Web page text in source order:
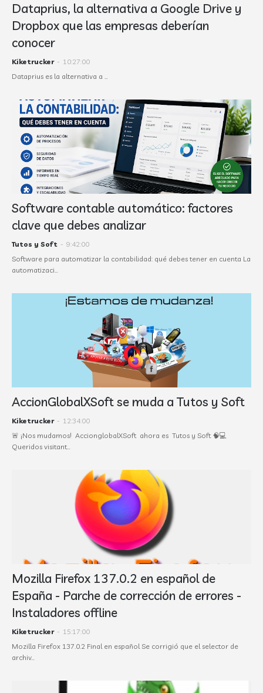
Dataprius, la alternativa a Google Drive y
Dropbox que las empresas deberían
conocer
Kiketrucker - 10:27:00
Dataprius es la alternativa a …
Software contable automático: factores
clave que debes analizar
Tutos y Soft - 9:42:00
Software para automatizar la contabilidad: qué debes tener en cuenta La
automatizaci…
AccionGlobalXSoft se muda a Tutos y Soft
Kiketrucker - 12:34:00
🚨 ¡Nos mudamos! AccionglobalXSoft ahora es Tutos y Soft 🧠💻
Queridos visitant…
Mozilla Firefox 137.0.2 en español de
España - Parche de corrección de errores -
Instaladores offline
Kiketrucker - 15:17:00
Mozilla Firefox 137.0.2 Final en español Se corrigió que el selector de
archiv…